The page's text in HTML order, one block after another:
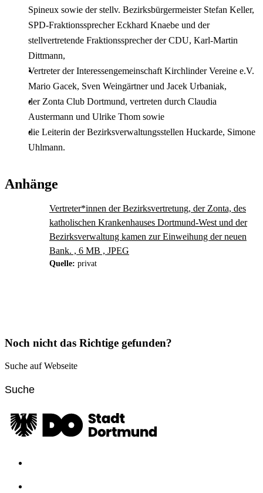
Spineux sowie der stellv. Bezirksbürgermeister Stefan Keller,
SPD-Fraktionssprecher Eckhard Knaebe und der
stellvertretende Fraktionssprecher der CDU, Karl-Martin
Dittmann,
Vertreter der Interessengemeinschaft Kirchlinder Vereine e.V.
Mario Gacek, Sven Weingärtner und Jacek Urbaniak,
der Zonta Club Dortmund, vertreten durch Claudia
Austermann und Ulrike Thom sowie
die Leiterin der Bezirksverwaltungsstellen Huckarde, Simone
Uhlmann.
Anhänge
Vertreter*innen der Bezirksvertretung, der Zonta, des
katholischen Krankenhauses Dortmund-West und der
Bezirksverwaltung kamen zur Einweihung der neuen
Bank. , 6 MB , JPEG
Quelle: privat
Noch nicht das Richtige gefunden?
Suche auf Webseite